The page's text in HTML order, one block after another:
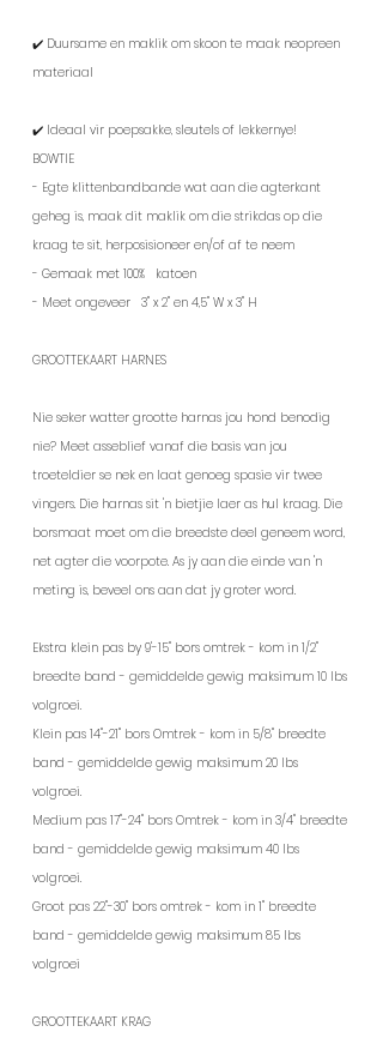
✔️ Duursame en maklik om skoon te maak neopreen
materiaal
✔️ Ideaal vir poepsakke, sleutels of lekkernye!
BOWTIE
- Egte klittenbandbande wat aan die agterkant
geheg is, maak dit maklik om die strikdas op die
kraag te sit, herposisioneer en/of af te neem
- Gemaak met 100%
katoen
- Meet ongeveer 3" x 2" en 4,5" W x 3" H
GROOTTEKAART HARNES
Nie seker watter grootte harnas jou hond benodig
nie? Meet asseblief vanaf die basis van jou
troeteldier se nek en laat genoeg spasie vir twee
vingers. Die harnas sit 'n bietjie laer as hul kraag. Die
borsmaat moet om die breedste deel geneem word,
net agter die voorpote. As jy aan die einde van 'n
meting is, beveel ons aan dat jy groter word.
Ekstra klein pas by 9'-15" bors omtrek - kom in 1/2"
breedte band - gemiddelde gewig maksimum 10 lbs
volgroei.
Klein pas 14"-21" bors Omtrek - kom in 5/8" breedte
band - gemiddelde gewig maksimum 20 lbs
volgroei.
Medium pas 17"-24" bors Omtrek - kom in 3/4" breedte
band - gemiddelde gewig maksimum 40 lbs
volgroei.
Groot pas 22"-30" bors omtrek - kom in 1" breedte
band - gemiddelde gewig maksimum 85 lbs
volgroei
GROOTTEKAART KRAG